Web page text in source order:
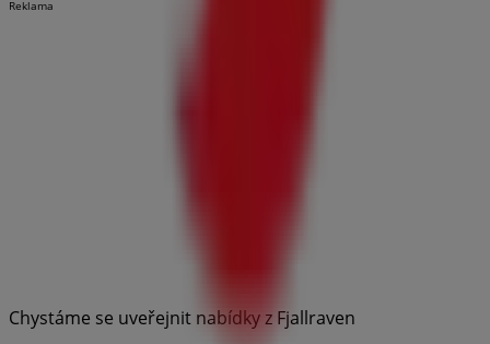
Reklama
Chystáme se uveřejnit nabídky z Fjallraven